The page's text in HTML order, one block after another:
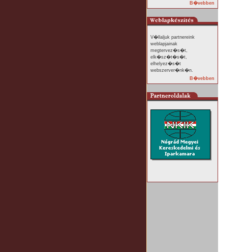
B�vebben
V�llaljuk partnereink
weblapjainak
megtervez�s�t,
elk�sz�t�s�t,
elhelyez�s�t
webszerver�nk�n.
B�vebben